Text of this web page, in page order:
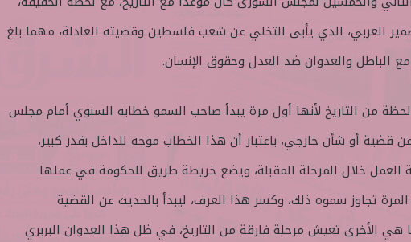
العربي، الذي يأبى التخلي عن شعب فلسطين وقضيته العادلة، مهما بلغ
الباطل والعدوان ضد العدل وحقوق الإنسان.
من التاريخ لأنها أول مرة يبدأ صاحب السمو خطابه السنوي أمام مجلس
قضية أو شأن خارجي، باعتبار أن هذا الخطاب موجه للداخل بقدر كبير،
العمل خلال المرحلة المقبلة، ويضع خريطة طريق للحكومة في عملها
تجاوز سموه ذلك، وكسر هذا العرف، ليبدأ بالحديث عن القضية
هي الأخرى تعيش مرحلة فارقة من التاريخ، في ظل هذا العدوان البربري